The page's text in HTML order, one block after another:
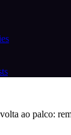
ao palco: